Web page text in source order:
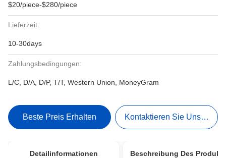
$20/piece-$280/piece
Lieferzeit:
10-30days
Zahlungsbedingungen:
L/C, D/A, D/P, T/T, Western Union, MoneyGram
Beste Preis Erhalten Kontaktieren Sie Uns Jetzt
Detailinformationen Beschreibung Des